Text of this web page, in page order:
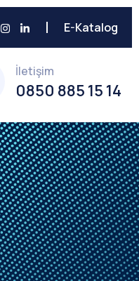
E-Katalog
İletişim
0850 885 15 14